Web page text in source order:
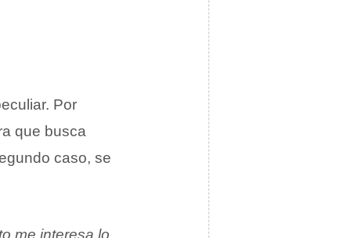
Por
que busca
caso, se
me interesa lo